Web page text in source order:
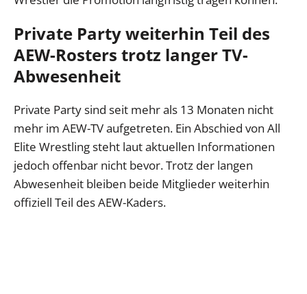
Private Party weiterhin Teil des
AEW-Rosters trotz langer TV-
Abwesenheit
Private Party sind seit mehr als 13 Monaten nicht
mehr im AEW-TV aufgetreten. Ein Abschied von All
Elite Wrestling steht laut aktuellen Informationen
jedoch offenbar nicht bevor. Trotz der langen
Abwesenheit bleiben beide Mitglieder weiterhin
offiziell Teil des AEW-Kaders.